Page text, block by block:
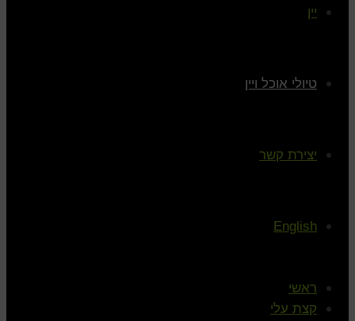
יין
טיולי אוכל ויין
יצירת קשר
English
ראשי
קצת עלי